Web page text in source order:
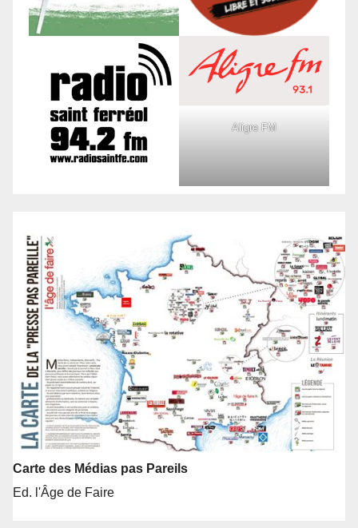
Aligre FM
Carte des Médias pas Pareils
Ed. l'Âge de Faire